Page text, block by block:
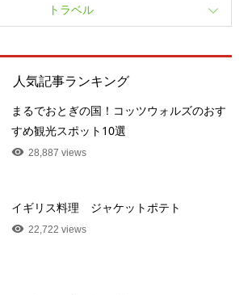
トラベル
人気記事ランキング
まるでおとぎの国！コッツウォルズのおす
すめ観光スポット10選
28,887 views
イギリス料理 ジャケットポテト
22,722 views